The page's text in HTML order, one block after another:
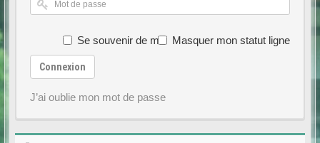
Se souvenir de moi Masquer mon statut ligne
Connexion
J’ai oublie mon mot de passe